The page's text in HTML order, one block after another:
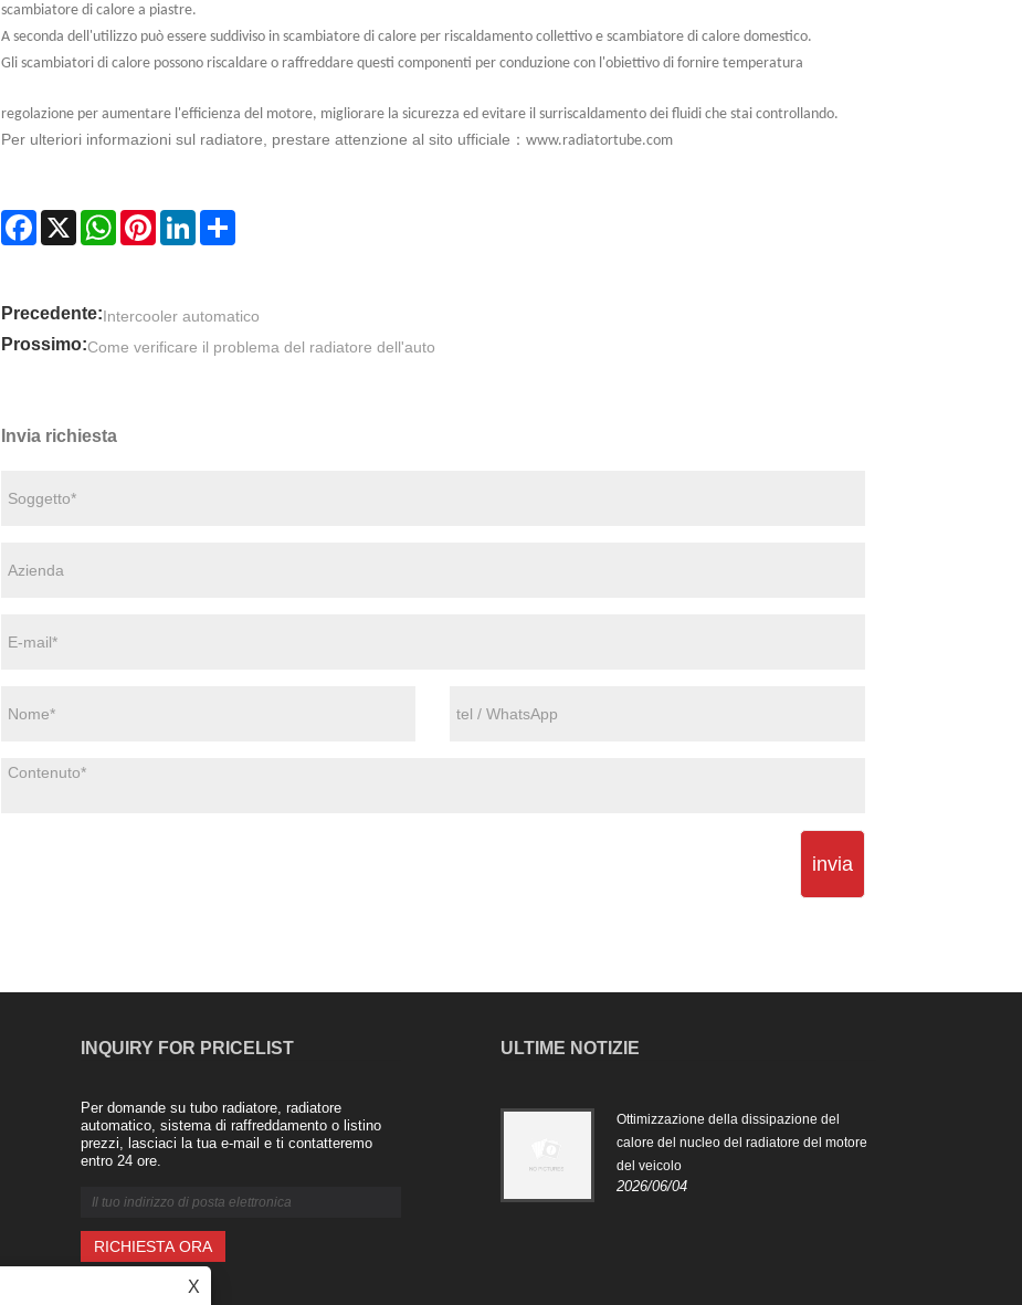
scambiatore di calore a piastre.
A seconda dell'utilizzo può essere suddiviso in scambiatore di calore per riscaldamento collettivo e scambiatore di calore domestico.
Gli scambiatori di calore possono riscaldare o raffreddare questi componenti per conduzione con l'obiettivo di fornire temperatura
regolazione per aumentare l'efficienza del motore, migliorare la sicurezza ed evitare il surriscaldamento dei fluidi che stai controllando.
Per ulteriori informazioni sul radiatore, prestare attenzione al sito ufficiale ： www.radiatortube.com
Facebook
X WhatsAppPinterestLinkedInShare
Precedente:Intercooler automatico
Prossimo:Come verificare il problema del radiatore dell'auto
Invia richiesta
invia
INQUIRY FOR PRICELIST
Per domande su tubo radiatore, radiatore
automatico, sistema di raffreddamento o listino
prezzi, lasciaci la tua e-mail e ti contatteremo
entro 24 ore.
ULTIME NOTIZIE
Radiatore in alluminio dell'azienda Nanjing
Majestic
L'industria dei radiatori in lega di
Ottimizzazione della dissipazione del
calore del nucleo del radiatore del motore
del veicolo
2026/06/04
X